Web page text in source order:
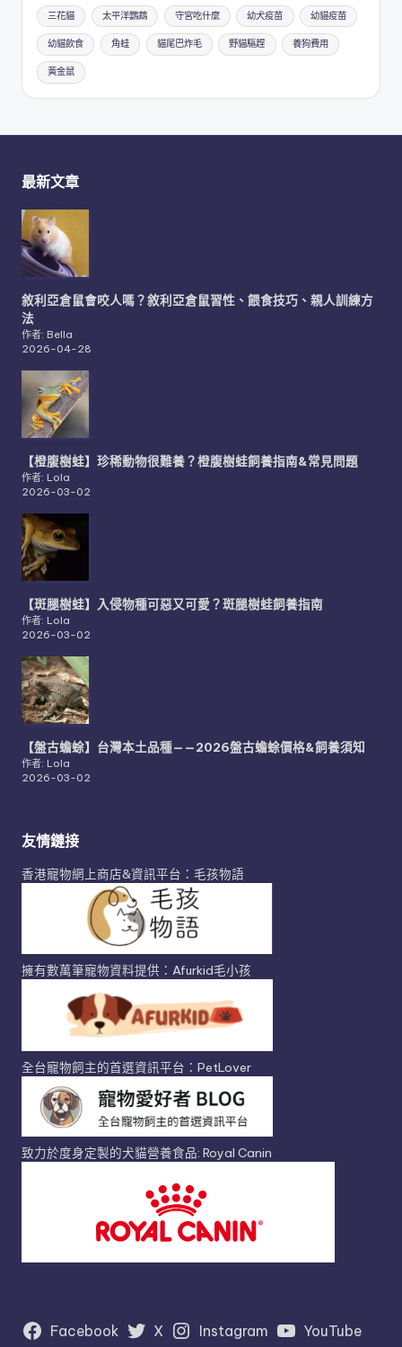
三花貓 太平洋鸚鵡 守宮吃什麼 幼犬疫苗 幼貓疫苗
幼貓飲食 角蛙 貓尾巴炸毛 野貓驅趕 養狗費用
黃金鼠
最新文章
敘利亞倉鼠會咬人嗎？敘利亞倉鼠習性、餵食技巧、親人訓練方
法
作者: Bella
2026-04-28
【橙腹樹蛙】珍稀動物很難養？橙腹樹蛙飼養指南&常見問題
作者: Lola
2026-03-02
【斑腿樹蛙】入侵物種可惡又可愛？斑腿樹蛙飼養指南
作者: Lola
2026-03-02
【盤古蟾蜍】台灣本土品種——2026盤古蟾蜍價格&飼養須知
作者: Lola
2026-03-02
友情鏈接
香港寵物網上商店&資訊平台：毛孩物語
擁有數萬筆寵物資料提供：Afurkid毛小孩
全台寵物飼主的首選資訊平台：PetLover
致力於度身定製的犬貓營養食品: Royal Canin
Facebook X Instagram YouTube